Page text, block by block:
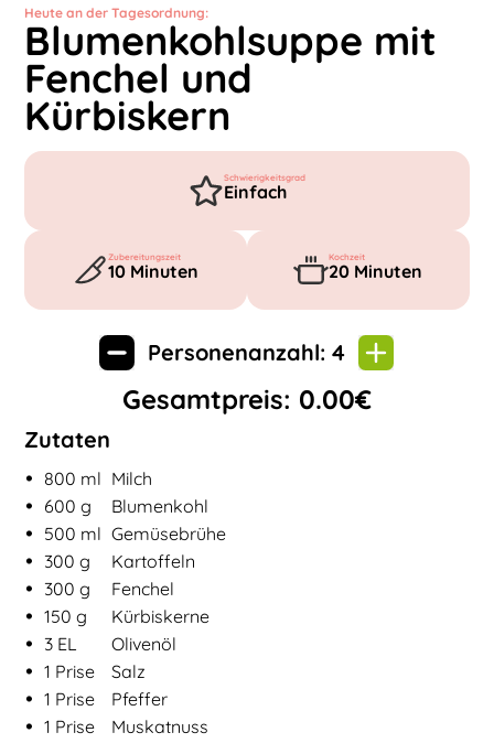
Heute an der Tagesordnung:
Blumenkohlsuppe mit
Fenchel und
Kürbiskern
Schwierigkeitsgrad
Einfach
Zubereitungszeit
10 Minuten
Kochzeit
20 Minuten
Personenanzahl:4
Gesamtpreis: 0.00€
Zutaten
Zutaten fürBlumenkohlsuppe mit Fenchel und Kürbiskern
• 800 ml Milch
• 600 g Blumenkohl
• 500 ml Gemüsebrühe
• 300 g Kartoffeln
• 300 g Fenchel
• 150 g Kürbiskerne
• 3 EL Olivenöl
• 1 Prise Salz
• 1 Prise Pfeffer
• 1 Prise Muskatnuss